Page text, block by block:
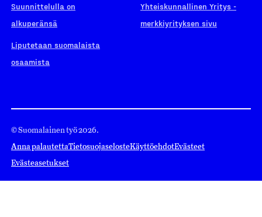
Suunnittelulla on
alkuperänsä
Liputetaan suomalaista
osaamista
Yhteiskunnallinen Yritys -
merkkiyrityksen sivu
© Suomalainen työ 2026.
Anna palautettaTietosuojaselosteKäyttöehdotEvästeet
Evästeasetukset